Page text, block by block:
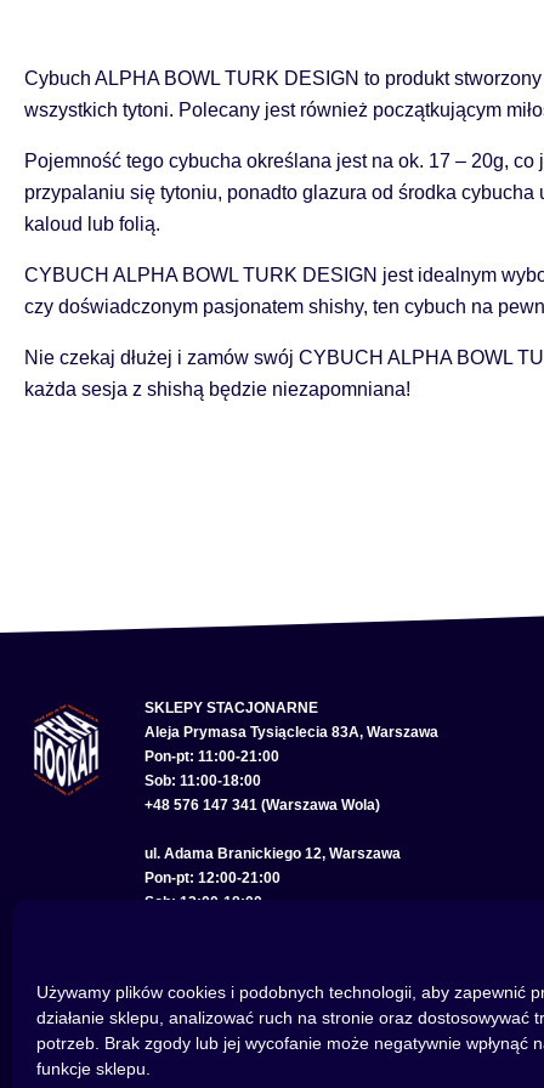
Używamy plików cookies i podobnych technologii, aby zapewnić
działanie sklepu, analizować ruch na stronie oraz dostosowywać
potrzeb. Brak zgody lub jej wycofanie może negatywnie wpłynąć
funkcje sklepu.
Cybuch ALPHA BOWL TURK DESIGN to produkt
wszystkich tytoni. Polecany jest również początkującym
Pojemność tego cybucha określana jest na ok. 17 – 20g,
przypalaniu się tytoniu, ponadto glazura od środka
kaloud lub folią.
CYBUCH ALPHA BOWL TURK DESIGN jest idealnym
czy doświadczonym pasjonatem shishy, ten cybuch na
Nie czekaj dłużej i zamów swój CYBUCH ALPHA BOWL
każda sesja z shishą będzie niezapomniana!
SKLEPY STACJONARNE
Aleja Prymasa Tysiąclecia 83A, Warszawa
Pon-pt: 11:00-21:00
Sob: 11:00-18:00
+48 576 147 341 (Warszawa Wola)
ul. Adama Branickiego 12, Warszawa
Pon-pt: 12:00-21:00
Sob: 12:00-18:00
Pon-pt: 11:00-21:00
Sob: 11:00-18:00
+48 793 614 256 (Wrocław)